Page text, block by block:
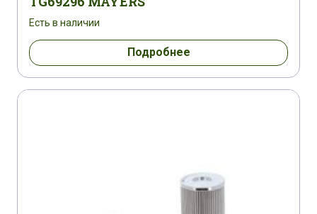
Есть в наличии
Подробнее